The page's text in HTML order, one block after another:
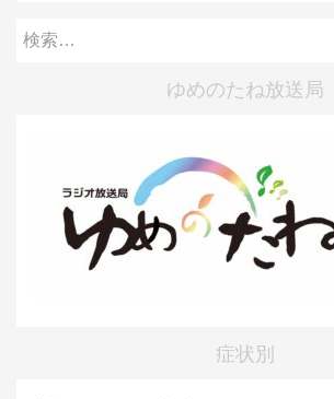
検
ゆめのたね放送局
症状別